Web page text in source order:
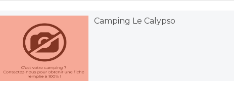
Camping Le Calypso